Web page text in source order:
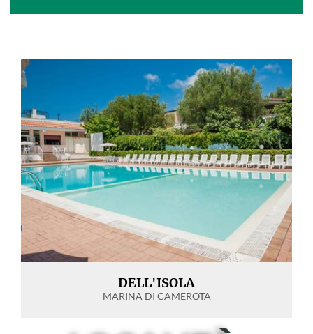
DELL'ISOLA
MARINA DI CAMEROTA